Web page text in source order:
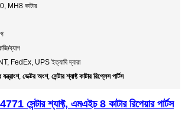
MH8 কাটার
ব্যাগ
FedEx, UPS ইত্যাদি দ্বারা
, ভেক্টর অংশ, সেন্টার শ্যাফ্ট কাটার রিপ্লেস পার্টস
সেন্টার শ্যাফ্ট, এমএইচ 8 কাটার রিপেয়ার পার্টস